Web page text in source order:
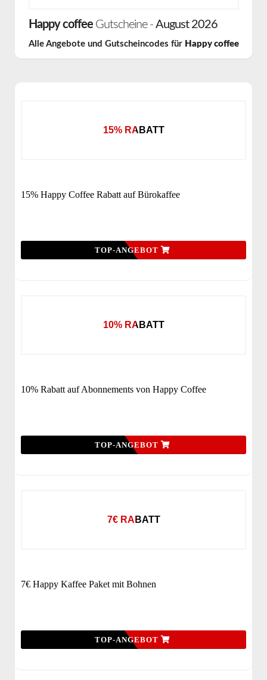
Happy coffeeGutscheine - August 2026
Alle Angebote und Gutscheincodes für Happy coffee
15% RABATT
15% Happy Coffee Rabatt auf Bürokaffee
TOP-ANGEBOT
10% RABATT
10% Rabatt auf Abonnements von Happy Coffee
TOP-ANGEBOT
7€ RABATT
7€ Happy Kaffee Paket mit Bohnen
TOP-ANGEBOT